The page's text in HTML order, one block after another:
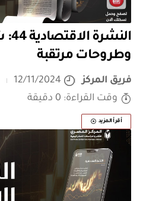
وطروحات مرتقبة
فريق المركز
12/11/2024
وقت القراءة: 0 دقيقة
أقرأ المزيد